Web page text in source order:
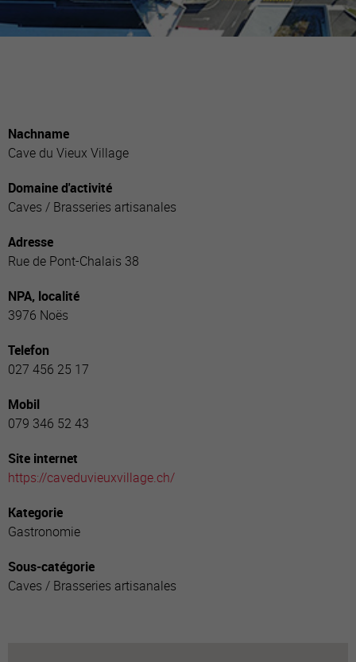
Nachname
Cave du Vieux Village
Domaine d'activité
Caves / Brasseries artisanales
Adresse
Rue de Pont-Chalais 38
NPA, localité
3976 Noës
Telefon
027 456 25 17
Mobil
079 346 52 43
Site internet
https://caveduvieuxvillage.ch/
Kategorie
Gastronomie
Sous-catégorie
Caves / Brasseries artisanales